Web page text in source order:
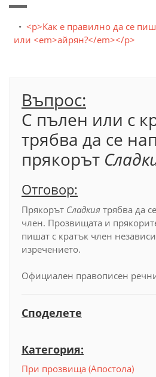
<p>Как е правилно да се
или <em>айрян?</em></p>
Въпрос:
С пълен или с
трябва да се
прякорът
Отговор:
Прякорът Сладкия трябва да
член. Прозвищата и
пишат с кратък член
изречението.
Официален правописен
Споделете
Категория:
При прозвища (Апостола)